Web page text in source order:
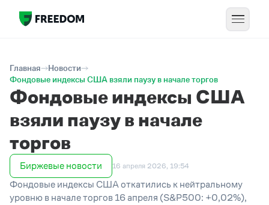
Главная
Новости
Фондовые индексы США взяли паузу в начале торгов
Фондовые индексы США
взяли паузу в начале
торгов
Биржевые новости 16 апреля 2026, 19:54
Фондовые индексы США откатились к нейтральному
уровню в начале торгов 16 апреля (S&P500: +0,02%),